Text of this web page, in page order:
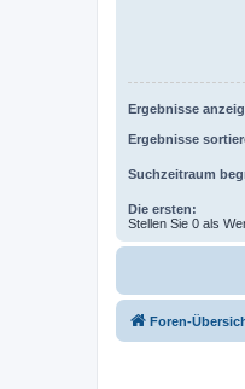
Ergebnisse
Ergebnisse
Suchzeitraum
Die ersten:
Stellen Sie 0 als
Foren-